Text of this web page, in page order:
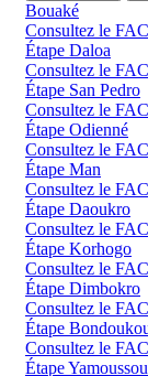
Bouaké
Consultez le
Étape Daloa
Consultez le
Étape San Pedro
Consultez le
Étape Odienné
Consultez le
Étape Man
Consultez le
Étape Daoukro
Consultez le
Étape Korhogo
Consultez le
Étape Dimbokro
Consultez le
Étape
Consultez le
Étape